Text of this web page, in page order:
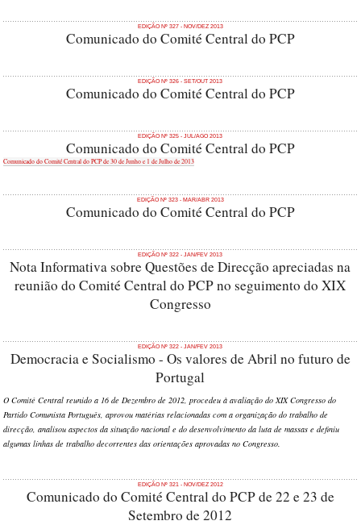
EDIÇÃO Nº 327 - NOV/DEZ 2013
Comunicado do Comité Central do PCP
EDIÇÃO Nº 326 - SET/OUT 2013
Comunicado do Comité Central do PCP
EDIÇÃO Nº 325 - JUL/AGO 2013
Comunicado do Comité Central do PCP
Comunicado do Comité Central do PCP de 30 de Junho e 1 de Julho de 2013
EDIÇÃO Nº 323 - MAR/ABR 2013
Comunicado do Comité Central do PCP
EDIÇÃO Nº 322 - JAN/FEV 2013
Nota Informativa sobre Questões de Direcção apreciadas na
reunião do Comité Central do PCP no seguimento do XIX
Congresso
EDIÇÃO Nº 322 - JAN/FEV 2013
Democracia e Socialismo - Os valores de Abril no futuro de
Portugal
O Comité Central reunido a 16 de Dezembro de 2012, procedeu à avaliação do XIX Congresso do
Partido Comunista Português, aprovou matérias relacionadas com a organização do trabalho de
direcção, analisou aspectos da situação nacional e do desenvolvimento da luta de massas e definiu
algumas linhas de trabalho decorrentes das orientações aprovadas no Congresso.
EDIÇÃO Nº 321 - NOV/DEZ 2012
Comunicado do Comité Central do PCP de 22 e 23 de
Setembro de 2012